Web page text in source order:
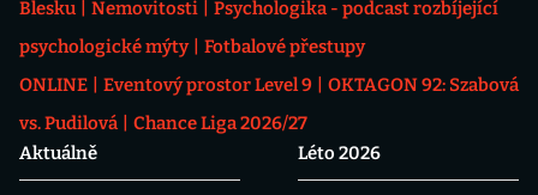
Blesku
Nemovitosti
Psychologika - podcast rozbíjející
psychologické mýty
Fotbalové přestupy
ONLINE
Eventový prostor Level 9
OKTAGON 92: Szabová
vs. Pudilová
Chance Liga 2026/27
Aktuálně
Léto 2026